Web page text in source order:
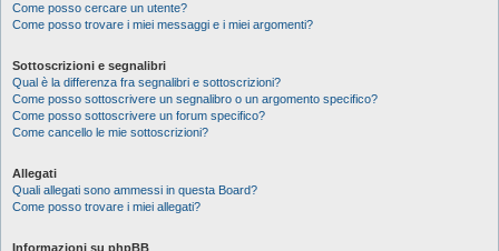
Come posso cercare un utente?
Come posso trovare i miei messaggi e i miei argomenti?
Sottoscrizioni e segnalibri
Qual è la differenza fra segnalibri e sottoscrizioni?
Come posso sottoscrivere un segnalibro o un argomento specifico?
Come posso sottoscrivere un forum specifico?
Come cancello le mie sottoscrizioni?
Allegati
Quali allegati sono ammessi in questa Board?
Come posso trovare i miei allegati?
Informazioni su phpBB